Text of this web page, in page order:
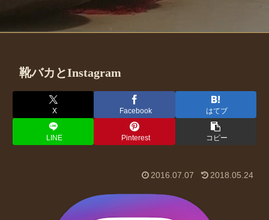
靴バカとInstagram
X Facebook はてブ
LINE Pinterest コピー
2016.07.07 2018.05.24